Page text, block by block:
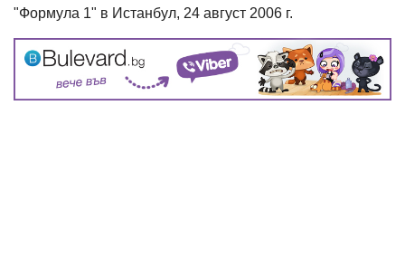
"Формула 1" в Истанбул, 24 август 2006 г.